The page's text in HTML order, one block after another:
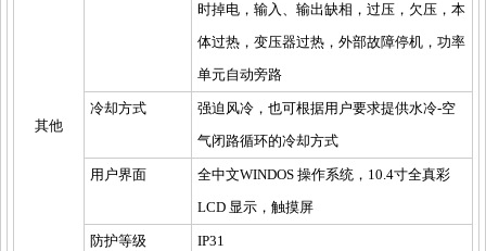
其他
时掉电，输入、输出缺相，过压，欠压，本
体过热，变压器过热，外部故障停机，功率
单元自动旁路
冷却方式
强迫风冷，也可根据用户要求提供水冷-空
气闭路循环的冷却方式
用户界面
全中文WINDOS 操作系统，10.4寸全真彩
LCD 显示，触摸屏
防护等级 IP31